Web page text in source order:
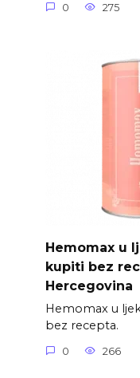
0 275
Hemomax u
kupiti bez
Hercegovina
Hemomax u
bez recepta.
0 266